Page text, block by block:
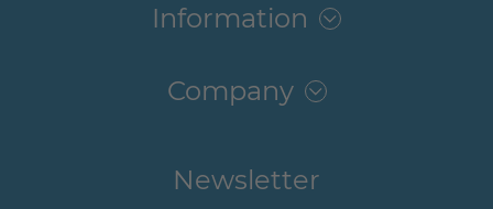
Information
Company
Newsletter